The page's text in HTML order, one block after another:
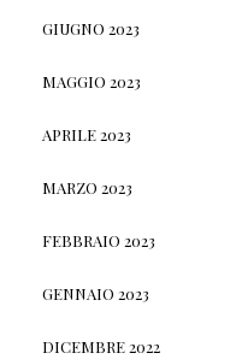
GIUGNO 2023
MAGGIO 2023
APRILE 2023
MARZO 2023
FEBBRAIO 2023
GENNAIO 2023
DICEMBRE 2022